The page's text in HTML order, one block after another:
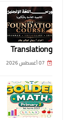
وTranslation
07 أغسطس 2026